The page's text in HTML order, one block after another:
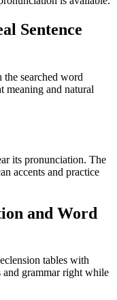
Sentence
searched word
and natural
its pronunciation. The
accents and practice
and Word
tables with
grammar right while